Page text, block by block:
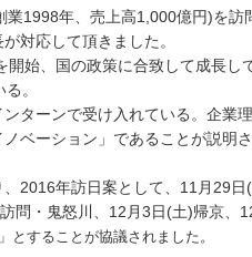
1998年、売上高1,000億円)を
対応して頂きました。
始、国の政策に合致して成長
。
ターンで受け入れている。企業
ベーション」であることが説明さ
2016年訪日案として、11月29
問・鬼怒川、12月3日(土)帰京
とすることが協議されました。